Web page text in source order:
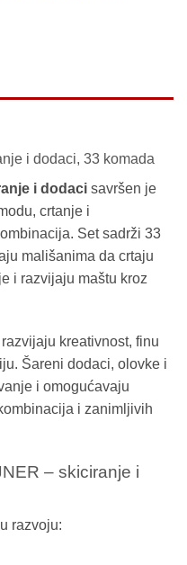
i dodaci, 33 komada
i dodaci savršen je
crtanje i
Set sadrži 33
mališanima da crtaju
i razvijaju maštu kroz
kreativnost, finu
Šareni dodaci, olovke i
i omogućavaju
i zanimljivih
– skiciranje i
razvoju: